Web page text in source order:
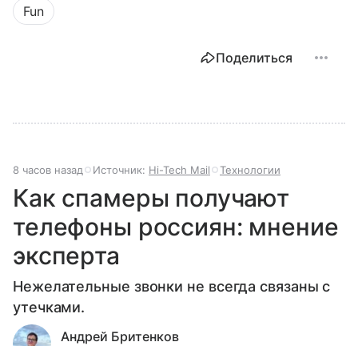
Fun
Поделиться
8 часов назад Источник: Hi-Tech Mail Технологии
Как спамеры получают
телефоны россиян: мнение
эксперта
Нежелательные звонки не всегда связаны с
утечками.
Андрей Бритенков